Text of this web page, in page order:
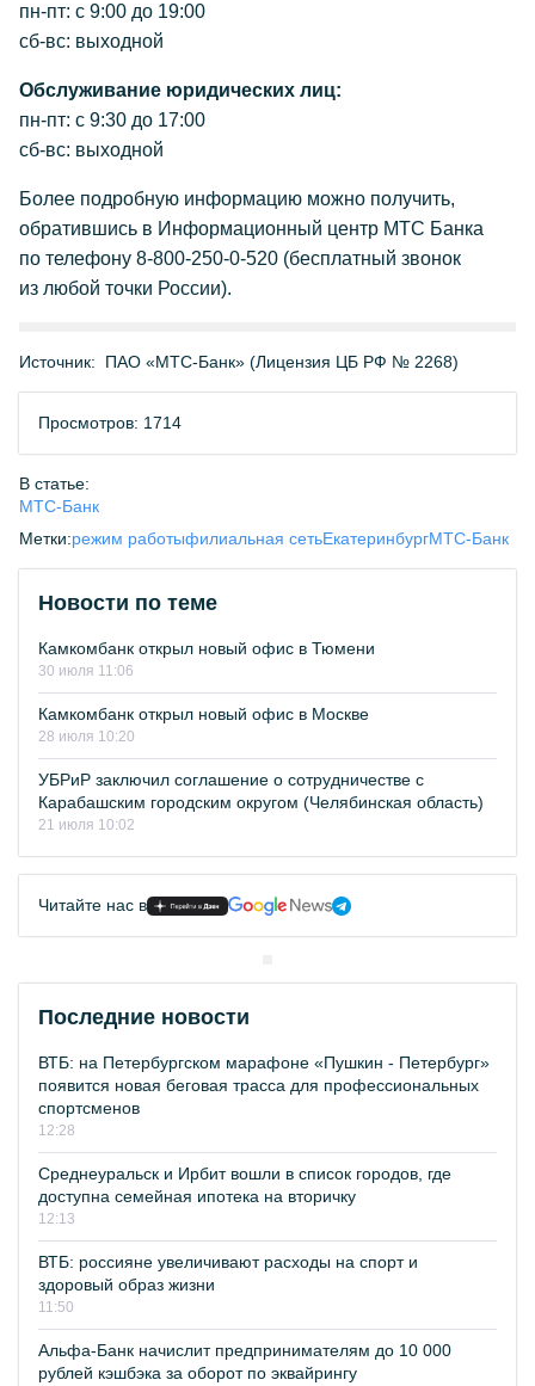
пн-пт: с 9:00 до 19:00
сб-вс: выходной
Обслуживание юридических лиц:
пн-пт: с 9:30 до 17:00
сб-вс: выходной
Более подробную информацию можно получить,
обратившись в Информационный центр МТС Банка
по телефону 8-800-250-0-520 (бесплатный звонок
из любой точки России).
Источник: ПАО «МТС-Банк» (Лицензия ЦБ РФ № 2268)
Просмотров: 1714
В статье:
МТС-Банк
Метки:режим работыфилиальная сетьЕкатеринбургМТС-Банк
Новости по теме
Камкомбанк открыл новый офис в Тюмени
30 июля 11:06
Камкомбанк открыл новый офис в Москве
28 июля 10:20
УБРиР заключил соглашение о сотрудничестве с
Карабашским городским округом (Челябинская область)
21 июля 10:02
Читайте нас в
Последние новости
ВТБ: на Петербургском марафоне «Пушкин - Петербург»
появится новая беговая трасса для профессиональных
спортсменов
12:28
Среднеуральск и Ирбит вошли в список городов, где
доступна семейная ипотека на вторичку
12:13
ВТБ: россияне увеличивают расходы на спорт и
здоровый образ жизни
11:50
Альфа-Банк начислит предпринимателям до 10 000
рублей кэшбэка за оборот по эквайрингу